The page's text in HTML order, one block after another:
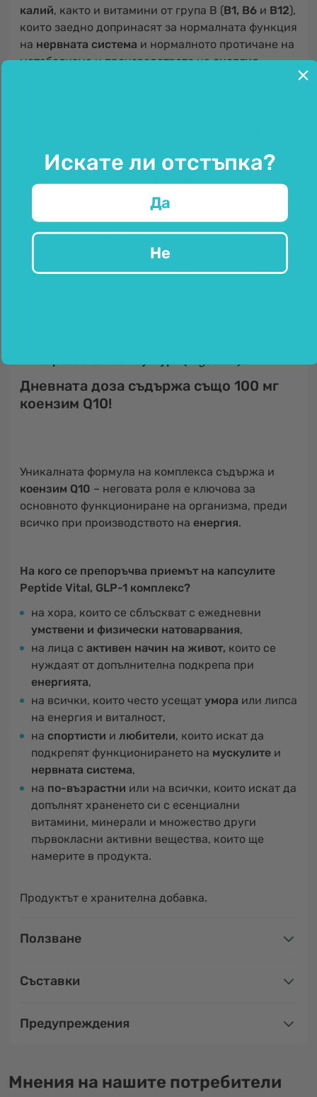
калий, както и витамини от група B (B1, B6 и B12),
които заедно допринасят за нормалната функция
на нервната система и нормалното протичане на
метаболизма и производството наенергия.
марката HealthyWorld съдържа уникална
съставка, наречена
Futupeptide Metabolic Blend
която обединява изключителни активни
храносмилателни ензими(бромелаин и
Дневната доза съдържа също 100 мг
коензим Q10!
Уникалната формула на комплекса съдържа и
коензим Q10 – неговата роля е ключова за
основното функциониране на организма, преди
всичко при производството на енергия.
На кого се препоръчва приемът на капсулите
Peptide Vital, GLP-1 комплекс?
на хора, които се сблъскват с ежедневни
умствени и физически натоварвания,
на лица с активен начин на живот, които се
нуждаят от допълнителна подкрепа при
енергията,
на всички, които често усещат умора или липса
на енергия и виталност,
на спортисти и любители, които искат да
подкрепят функционирането на мускулите и
нервната система,
на по-възрастни или на всички, които искат да
допълнят храненето си с есенциални
витамини, минерали и множество други
първокласни активни вещества, които ще
намерите в продукта.
Продуктът е хранителна добавка.
Ползване
Съставки
Предупреждения
Мнения на нашите потребители
Искате ли отстъпка?
Да
Не